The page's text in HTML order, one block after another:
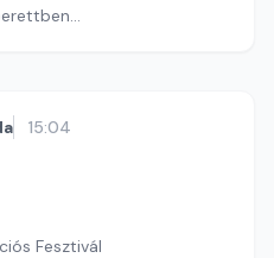
15:04
Fesztivál